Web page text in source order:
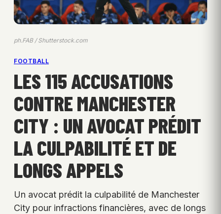
ph.FAB / Shutterstock.com
FOOTBALL
LES 115 ACCUSATIONS
CONTRE MANCHESTER
CITY : UN AVOCAT PRÉDIT
LA CULPABILITÉ ET DE
LONGS APPELS
Un avocat prédit la culpabilité de Manchester
City pour infractions financières, avec de longs